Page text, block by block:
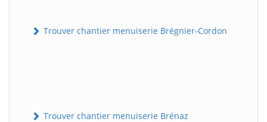
Trouver chantier menuiserie Brégnier-Cordon
Trouver chantier menuiserie Brénaz